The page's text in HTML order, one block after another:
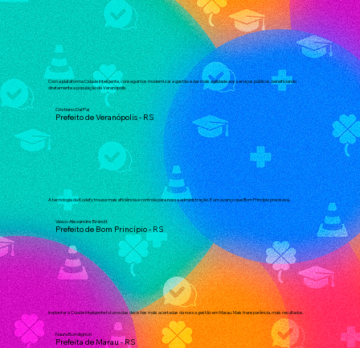
Com a plataforma Cidade Inteligente, conseguimos modernizar a gestão e dar mais agilidade aos serviços públicos, beneficiando
diretamente a população de Veranópolis.
Cristiano Dal Pai
Prefeito de Veranópolis - RS
A tecnologia da Kodefy trouxe mais eficiência e controle para nossa administração. É um avanço que Bom Princípio precisava.
Vasco Alexandre Brandt
Prefeito de Bom Princípio - RS
Implantar a Cidade Inteligente foi uma das decisões mais acertadas da nossa gestão em Marau. Mais transparência, mais resultados.
Naura Bordignon
Prefeita de Marau - RS